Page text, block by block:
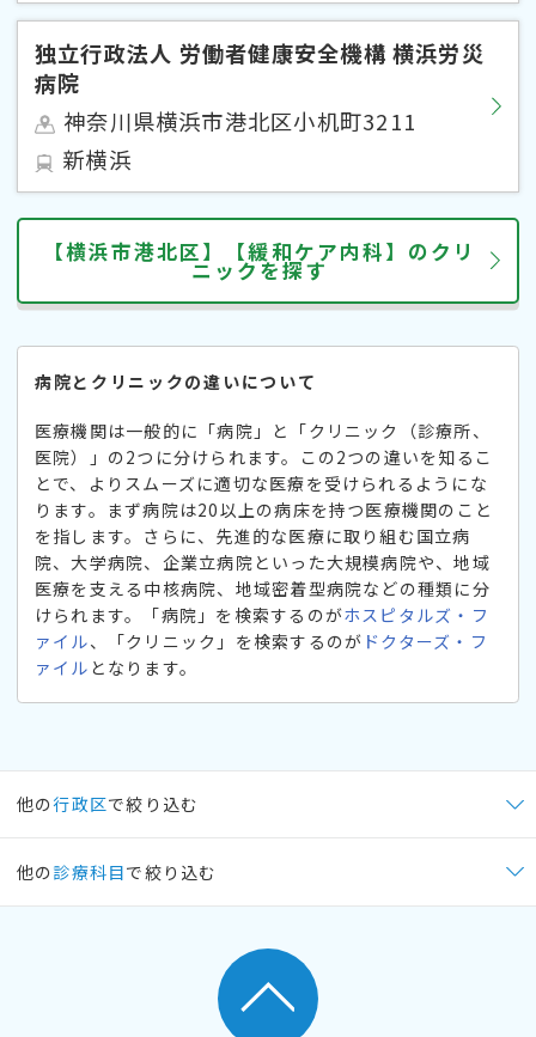
独立行政法人 労働者健康安全機構 横浜労災
病院
神奈川県横浜市港北区小机町3211
新横浜
【横浜市港北区】【緩和ケア内科】のクリ
ニックを探す
病院とクリニックの違いについて
医療機関は一般的に「病院」と「クリニック（診療所、
医院）」の2つに分けられます。この2つの違いを知るこ
とで、よりスムーズに適切な医療を受けられるようにな
ります。まず病院は20以上の病床を持つ医療機関のこと
を指します。さらに、先進的な医療に取り組む国立病
院、大学病院、企業立病院といった大規模病院や、地域
医療を支える中核病院、地域密着型病院などの種類に分
けられます。「病院」を検索するのがホスピタルズ・フ
ァイル、「クリニック」を検索するのが ドクターズ・フ
ァイル となります。
他の行政区で絞り込む
他の 診療科目で絞り込む